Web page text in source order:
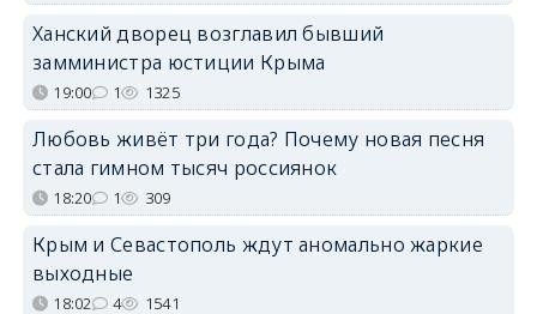
Ханский дворец возглавил бывший
замминистра юстиции Крыма
19:00 1 1325
Любовь живёт три года? Почему новая песня
стала гимном тысяч россиянок
18:20 1 309
Крым и Севастополь ждут аномально жаркие
выходные
18:02 4 1541